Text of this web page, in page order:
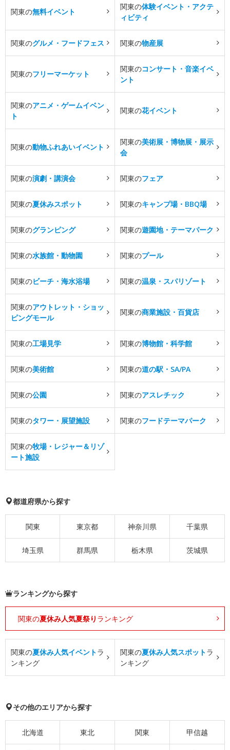
関東の無料イベント
関東の体験イベント・アクテ
ィビティ
関東のグルメ・フードフェス 関東の物産展
関東のフリーマーケット
関東のコンサート・音楽イベ
ント
関東のアニメ・ゲームイベン
ト
関東の花イベント
関東の動物ふれあいイベント
関東の美術展・博物展・展示
会
関東の演劇・講演会 関東のフェア
関東の夏休みスポット 関東のキャンプ場・BBQ場
関東のグランピング 関東の遊園地・テーマパーク
関東の水族館・動物園 関東のプール
関東のビーチ・海水浴場 関東の温泉・スパリゾート
関東のアウトレット・ショッ
ピングモール
関東の商業施設・百貨店
関東の工場見学 関東の博物館・科学館
関東の美術館 関東の道の駅・SA/PA
関東の公園 関東のアスレチック
関東のタワー・展望施設 関東のフードテーマパーク
関東の牧場・レジャー＆リゾ
ート施設
都道府県から探す
関東 東京都 神奈川県 千葉県
埼玉県 群馬県 栃木県 茨城県
ランキングから探す
関東の夏休み人気夏祭り ランキング
関東の夏休み人気イベントラ
ンキング
関東の夏休み人気スポットラ
ンキング
その他のエリアから探す
北海道 東北 関東 甲信越